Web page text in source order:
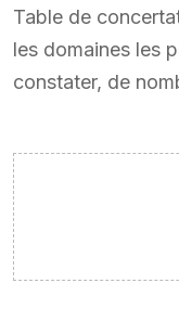
Table de
les domaines les
constater, de